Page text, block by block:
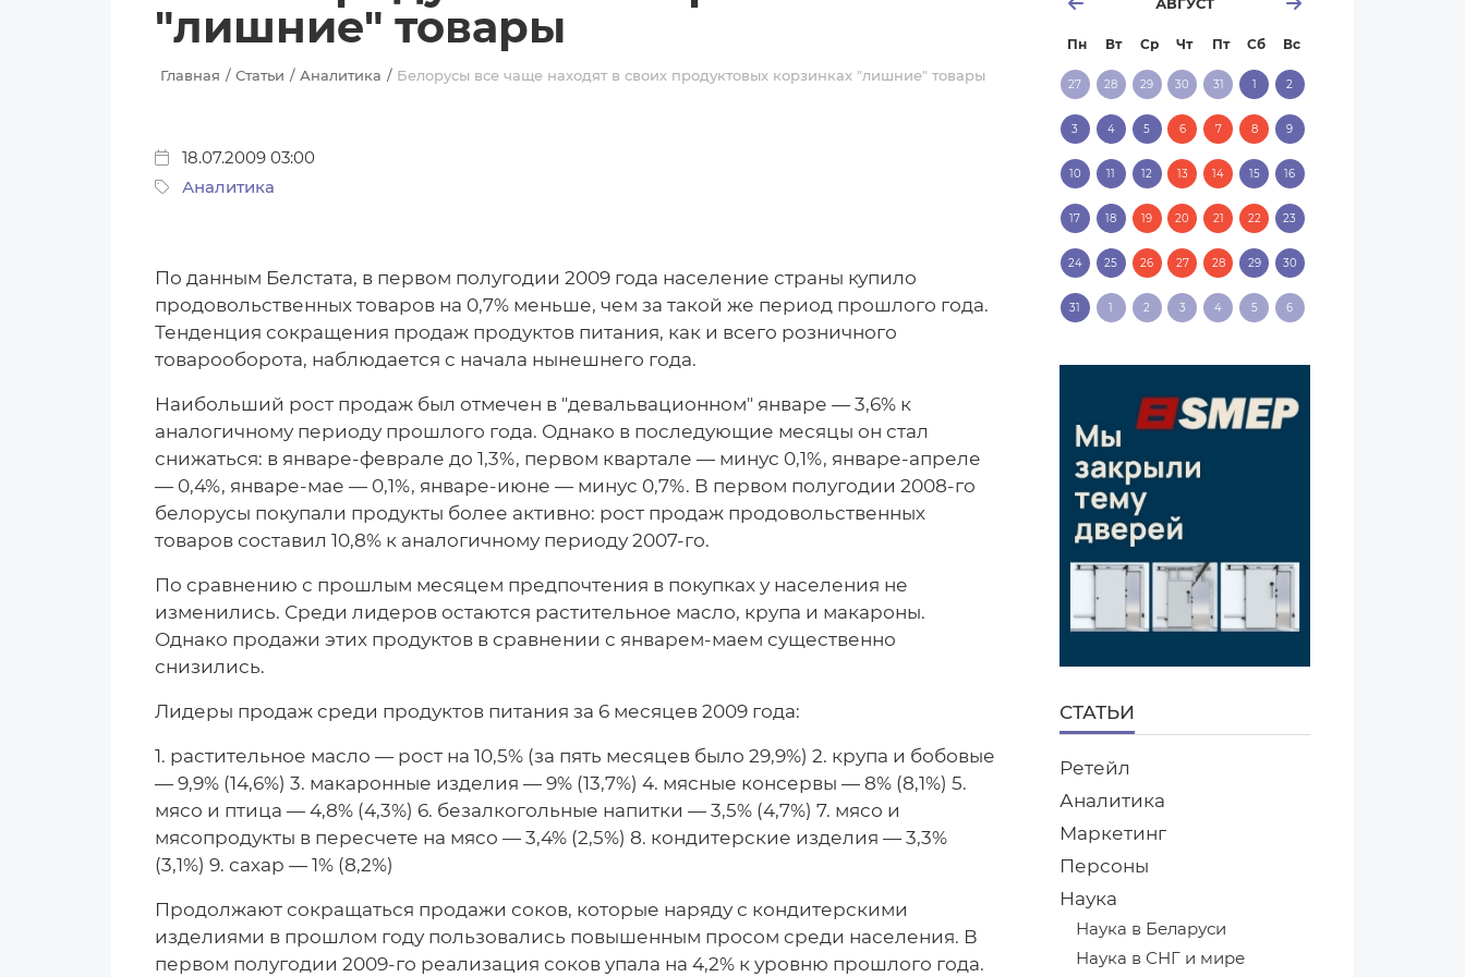
"лишние" товары
Главная Статьи Аналитика Белорусы все чаще находят в своих продуктовых корзинках "лишние" товары
18.07.2009 03:00
Аналитика
По данным Белстата, в первом полугодии 2009 года население страны купило
продовольственных товаров на 0,7% меньше, чем за такой же период прошлого года.
Тенденция сокращения продаж продуктов питания, как и всего розничного
товарооборота, наблюдается с начала нынешнего года.
Наибольший рост продаж был отмечен в "девальвационном" январе — 3,6% к
аналогичному периоду прошлого года. Однако в последующие месяцы он стал
снижаться: в январе-феврале до 1,3%, первом квартале — минус 0,1%, январе-апреле
— 0,4%, январе-мае — 0,1%, январе-июне — минус 0,7%. В первом полугодии 2008-го
белорусы покупали продукты более активно: рост продаж продовольственных
товаров составил 10,8% к аналогичному периоду 2007-го.
По сравнению с прошлым месяцем предпочтения в покупках у населения не
изменились. Среди лидеров остаются растительное масло, крупа и макароны.
Однако продажи этих продуктов в сравнении с январем-маем существенно
снизились.
Лидеры продаж среди продуктов питания за 6 месяцев 2009 года:
1. растительное масло — рост на 10,5% (за пять месяцев было 29,9%) 2. крупа и бобовые
— 9,9% (14,6%) 3. макаронные изделия — 9% (13,7%) 4. мясные консервы — 8% (8,1%) 5.
мясо и птица — 4,8% (4,3%) 6. безалкогольные напитки — 3,5% (4,7%) 7. мясо и
мясопродукты в пересчете на мясо — 3,4% (2,5%) 8. кондитерские изделия — 3,3%
(3,1%) 9. сахар — 1% (8,2%)
Продолжают сокращаться продажи соков, которые наряду с кондитерскими
изделиями в прошлом году пользовались повышенным просом среди населения. В
первом полугодии 2009-го реализация соков упала на 4,2% к уровню прошлого года.
Пн Вт Ср Чт Пт Сб Вс
27 28 29 30 31 1 2
3 4 5 6 7 8 9
10 11 12 13 14 15 16
17 18 19 20 21 22 23
24 25 26 27 28 29 30
31 1 2 3 4 5 6
СТАТЬИ
Ретейл
Аналитика
Маркетинг
Персоны
Наука
Наука в Беларуси
Наука в СНГ и мире